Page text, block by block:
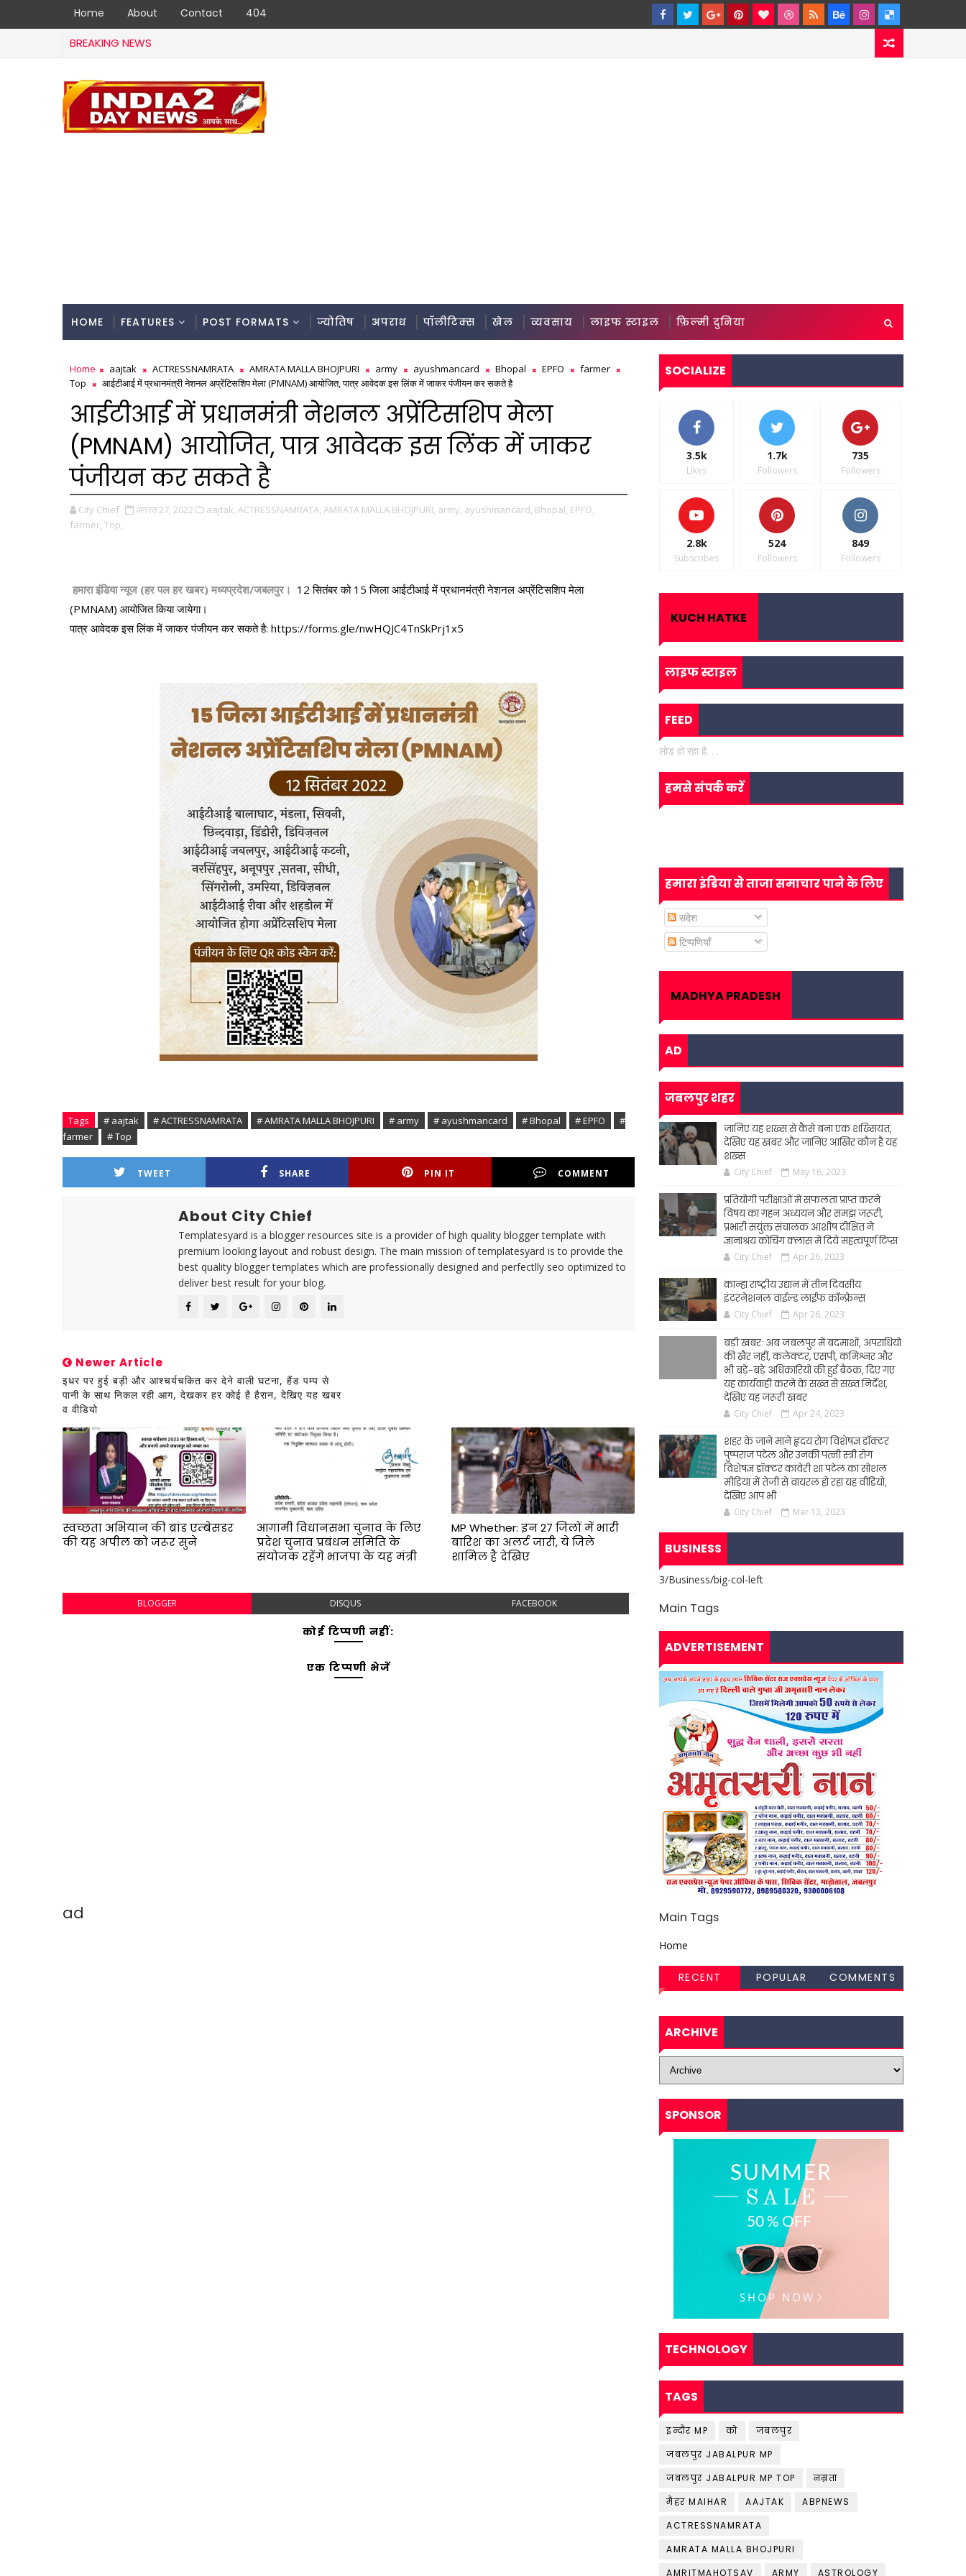
Home About Contact 404
BREAKING NEWS
HOME FEATURES POST FORMATS ज्योतिष अपराध पॉलीटिक्स खेल व्यवसाय लाइफ स्टाइल फ़िल्मी दुनिया
Home aajtak ACTRESSNAMRATA AMRATA MALLA BHOJPURI army ayushmancard Bhopal EPFO
farmer
Top
आईटीआई में प्रधानमंत्री नेशनल अप्रेंटिसशिप मेला (PMNAM) आयोजित, पात्र आवेदक इस लिंक में जाकर पंजीयन कर सकते है
आईटीआई में प्रधानमंत्री नेशनल अप्रेंटिसशिप मेला
(PMNAM) आयोजित, पात्र आवेदक इस लिंक में जाकर
पंजीयन कर सकते है
City Chief अगस्त 27, 2022 aajtak, ACTRESSNAMRATA, AMRATA MALLA BHOJPURI, army, ayushmancard, Bhopal, EPFO,
farmer, Top,
हमारा इंडिया न्यूज (हर पल हर खबर) मध्यप्रदेश/जबलपुर। 12 सितंबर को 15 जिला आईटीआई में प्रधानमंत्री नेशनल अप्रेंटिसशिप मेला
(PMNAM) आयोजित किया जायेगा।
पात्र आवेदक इस लिंक में जाकर पंजीयन कर सकते है: https://forms.gle/nwHQJC4TnSkPrj1x5
Tags # aajtak # ACTRESSNAMRATA # AMRATA MALLA BHOJPURI # army # ayushmancard # Bhopal # EPFO
#
farmer
# Top
TWEET SHARE PIN IT COMMENT
About City Chief
Templatesyard is a blogger resources site is a provider of high quality blogger template with
premium looking layout and robust design. The main mission of templatesyard is to provide the
best quality blogger templates which are professionally designed and perfectlly seo optimized to
deliver best result for your blog.
Newer Article
इधर पर हुई बड़ी और आश्चर्यचकित कर देने वाली घटना, हैंड पम्प से
पानी के साथ निकल रही आग, देखकर हर कोई है हैरान, देखिए यह खबर
व वीडियो
स्वच्छता अभियान की ब्रांड एम्बेसडर
की यह अपील को जरूर सुने
आगामी विधानसभा चुनाव के लिए
प्रदेश चुनाव प्रबंधन समिति के
संयोजक रहेंगे भाजपा के यह मंत्री
MP Whether: इन 27 जिलों में भारी
बारिश का अलर्ट जारी, ये जिले
शामिल है देखिए
BLOGGER DISQUS FACEBOOK
कोई टिप्पणी नहीं:
एक टिप्पणी भेजें
ad
SOCIALIZE
3.5k
Likes
1.7k
Followers
735
Followers
2.8k
Subscribes
524
Followers
849
Followers
KUCH HATKE
लाइफ स्टाइल
FEED
लोड हो रहा है. . .
हमसे संपर्क करें
हमारा इंडिया से ताजा समाचार पाने के लिए
संदेश
टिप्पणियाँ
MADHYA PRADESH
AD
जबलपुर शहर
जानिए यह शख्स से कैसे बना एक शख्सियत,
देखिए यह खबर और जानिए आखिर कौन है यह
शख्स
City Chief May 16, 2023
प्रतियोगी परीक्षाओं में सफलता प्राप्त करने
विषय का गहन अध्ययन और समझ जरूरी,
प्रभारी सयुंक्त संचालक आशीष दीक्षित ने
ज्ञानाश्रय कोचिंग क्लास में दिये महत्वपूर्ण टिप्स
City Chief Apr 26, 2023
कान्हा राष्ट्रीय उद्यान में तीन दिवसीय
इंटरनेशनल वाईल्ड लाईफ कॉन्फ्रेन्स
City Chief Apr 26, 2023
बड़ी खबर: अब जबलपुर में बदमाशों, अपराधियों
की खैर नहीं, कलेक्टर, एसपी, कमिश्नर और
भी बड़े-बड़े अधिकारियों की हुई बैठक, दिए गए
यह कार्यवाही करने के सख्त से सख्त निर्देश,
देखिए यह जरूरी खबर
City Chief Apr 24, 2023
शहर के जाने माने हृदय रोग विशेषज्ञ डॉक्टर
पुष्पराज पटेल और उनकी पत्नी स्त्री रोग
विशेषज्ञ डॉक्टर कावेरी शा पटेल का सोशल
मीडिया में तेजी से वायरल हो रहा यह वीडियो,
देखिए आप भी
City Chief Mar 13, 2023
BUSINESS
3/Business/big-col-left
Main Tags
ADVERTISEMENT
Main Tags
Home
RECENT POPULAR COMMENTS
ARCHIVE
SPONSOR
TECHNOLOGY
TAGS
इन्दौर MP को
जबलपुर
जबलपुर JABALPUR MP
जबलपुर JABALPUR MP TOP
नम्रता
मैहर MAIHAR
AAJTAK
ABPNEWS
ACTRESSNAMRATA
AMRATA MALLA BHOJPURI
AMRITMAHOTSAV
ARMY ASTROLOGY